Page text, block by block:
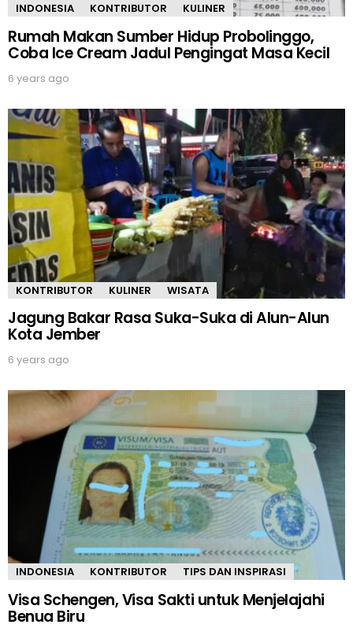
INDONESIA KONTRIBUTOR KULINER
Rumah Makan Sumber Hidup Probolinggo,
Coba Ice Cream Jadul Pengingat Masa Kecil
6 years ago
KONTRIBUTOR KULINER WISATA
Jagung Bakar Rasa Suka-Suka di Alun-Alun
Kota Jember
6 years ago
INDONESIA KONTRIBUTOR TIPS DAN INSPIRASI
Visa Schengen, Visa Sakti untuk Menjelajahi
Benua Biru